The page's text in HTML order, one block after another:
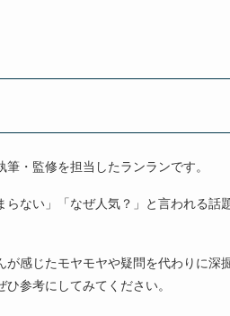
筆・監修を担当したランランです。
らない」「なぜ人気？」と言われる話
が感じたモヤモヤや疑問を代わりに深
ひ参考にしてみてください。